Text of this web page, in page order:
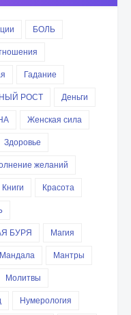
БОЛЬ
Гадание
РОСТ
Деньги
Женская сила
Здоровье
желаний
Книги
Красота
БУРЯ
Магия
Мандала
Мантры
Молитвы
Нумерология